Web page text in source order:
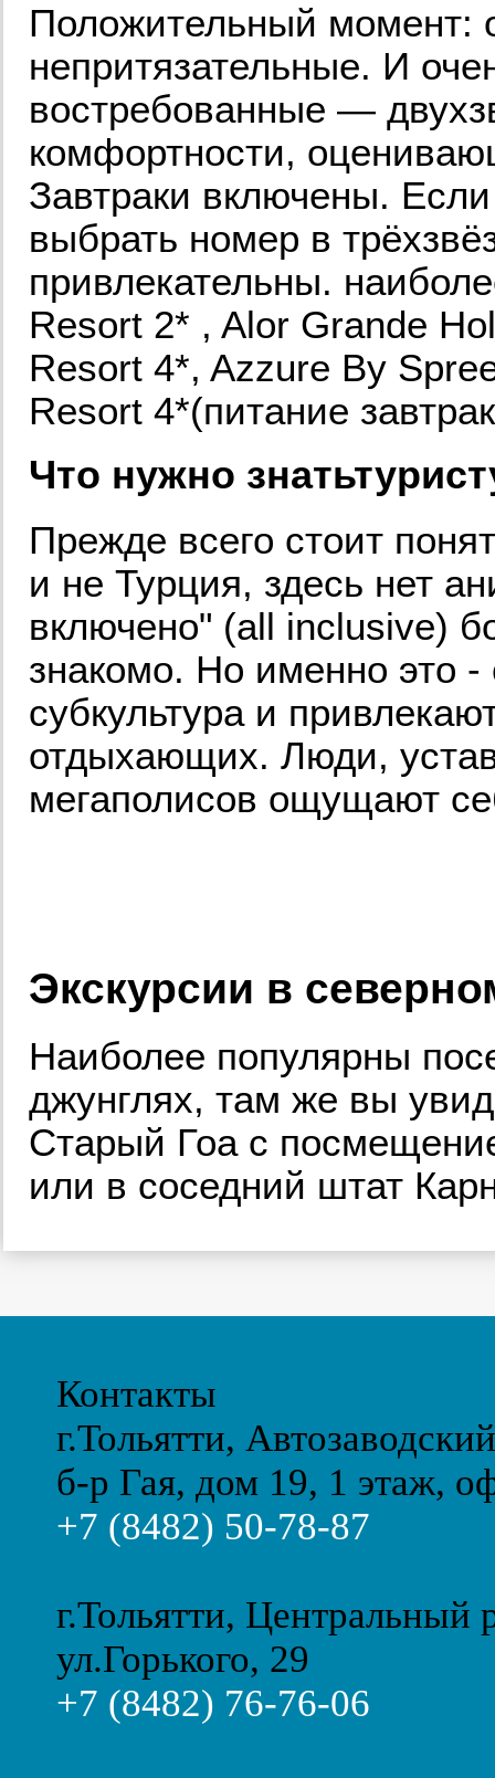
Положительный момент:
непритязательные. И
востребованные —
комфортности,
Завтраки включены.
выбрать номер в
привлекательны.
Resort 2* , Alor Grande
Resort 4*, Azzure By
Resort 4*(питание
Что нужно
Прежде всего стоит
и не Турция, здесь нет
включено" (all inclusive)
знакомо. Но именно это
субкультура и
отдыхающих. Люди,
мегаполисов ощущают
Экскурсии в
Наиболее популярны
джунглях, там же вы
Старый Гоа с
или в соседний штат
Контакты
г.Тольятти,
б-р Гая, дом 19, 1 этаж,
+7 (8482) 50-78-87
г.Тольятти, Центральный
ул.Горького, 29
+7 (8482) 76-76-06